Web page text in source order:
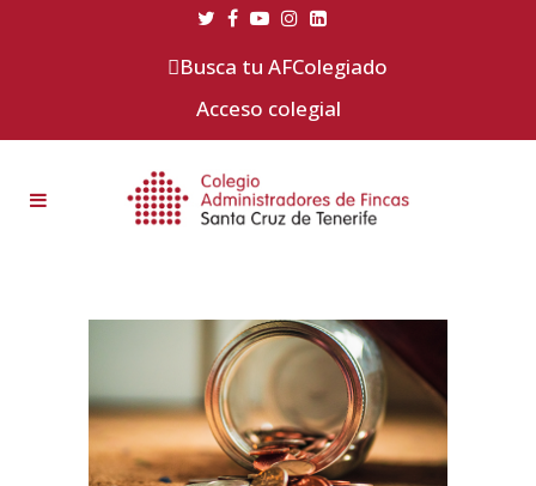
Busca tu AFColegiado
Acceso colegial